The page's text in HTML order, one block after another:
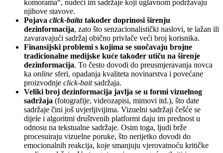
komorama“, nudeći im sadržaje koji uglavnom podržavaju
njihove stavove.
Pojava click-baita također doprinosi širenju
dezinformacija, zato što senzacionalistički naslovi, te lažan ili
zavaravajući sadržaj obično privlače veći broj korisnika.
Finansijski problemi s kojima se suočavaju brojne
tradicionalne medijske kuće također utiču na širenje
dezinformacija. To često dovodi do preusmjeravanja novca
ka online sferi, opadanja kvaliteta novinarstva i povećane
proizvodnje click-baitsadržaja.
Veliki broj dezinformacija javlja se u formi vizuelnog
sadržaja (fotografije, videozapisi, mimovi itd.), što date
sadržaje čini još uvjerljivijima. Vizuelni sadržaji češće se
dijele i algoritmi društvenih platformi daju im prednost u
odnosu na tekstualne sadržaje. Osim toga, ljudi brže
procesuiraju vizuelne poruke, što nerijetko dovodi do
emocionalnih reakcija, koje smanjuju vjerovatnoću kritičke